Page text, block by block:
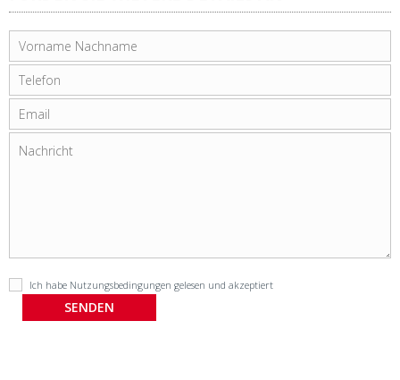
Ich habe Nutzungsbedingungen gelesen und akzeptiert